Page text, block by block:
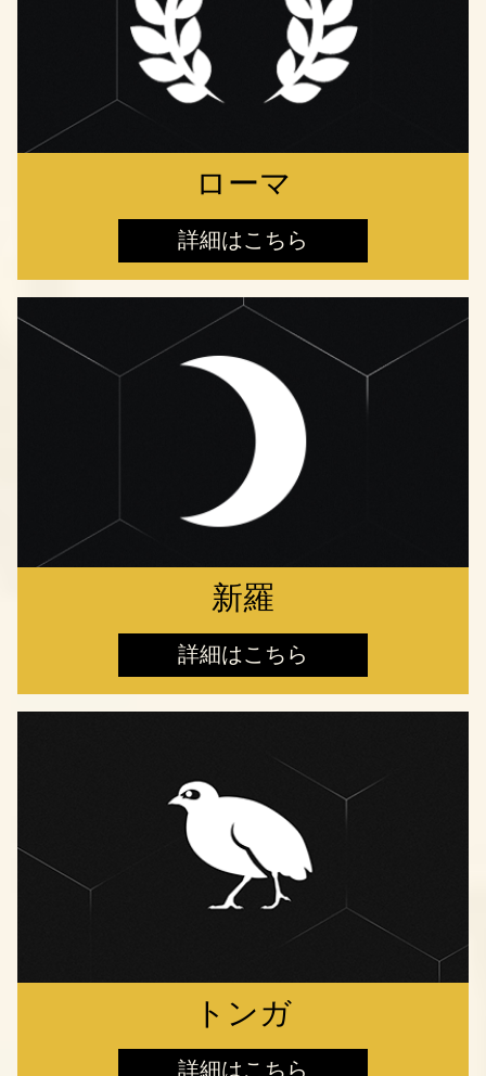
ローマ
詳細はこちら
新羅
詳細はこちら
トンガ
詳細はこちら